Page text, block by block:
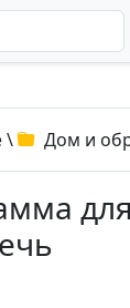
\ Дом и